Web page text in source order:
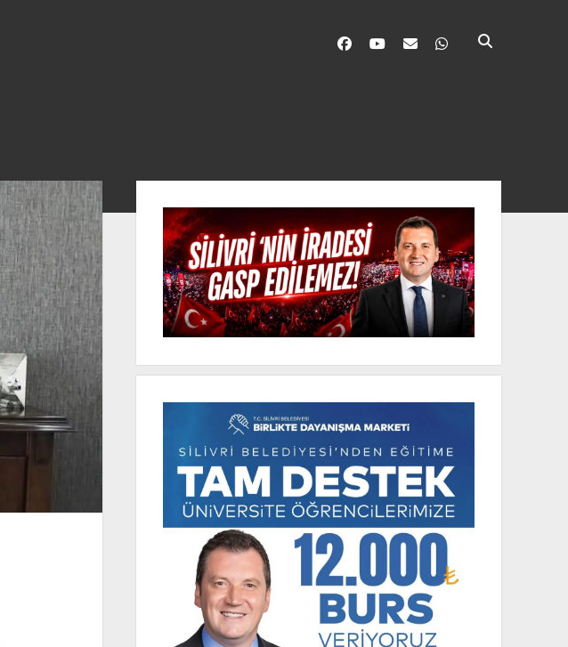
facebook
youtube whatsapp
Menü